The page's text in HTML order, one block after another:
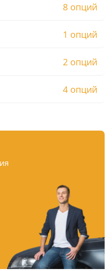
8 опций
1 опций
2 опций
4 опций